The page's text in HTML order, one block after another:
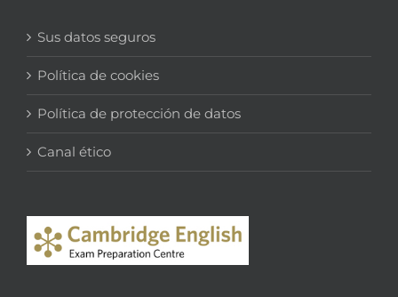
Sus datos seguros
Política de cookies
Política de protección de datos
Canal ético